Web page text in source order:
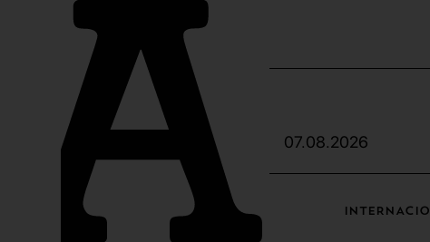
07.08.2026